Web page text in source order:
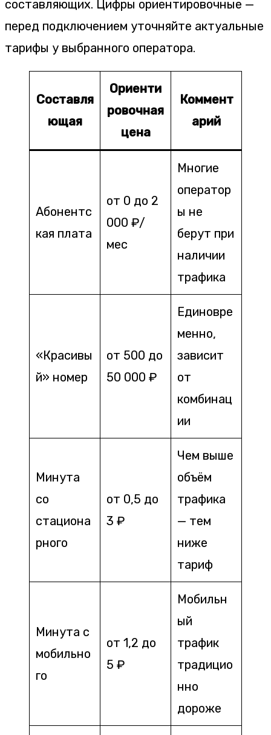
составляющих. Цифры ориентировочные —
перед подключением уточняйте актуальные
тарифы у выбранного оператора.
Составля
ющая
Ориенти
ровочная
цена
Коммент
арий
Абонентс
кая плата
от 0 до 2
000 ₽/
мес
Многие
оператор
ы не
берут при
наличии
трафика
«Красивы
й» номер
от 500 до
50 000 ₽
Единовре
менно,
зависит
от
комбинац
ии
Минута
со
стациона
рного
от 0,5 до
3 ₽
Чем выше
объём
трафика
— тем
ниже
тариф
Минута с
мобильно
го
от 1,2 до
5 ₽
Мобильн
ый
трафик
традицио
нно
дороже